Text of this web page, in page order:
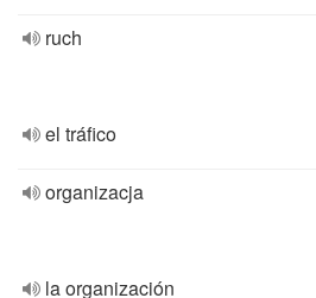
ruch
el tráfico
organizacja
la organización